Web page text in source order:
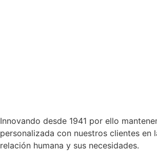
Innovando desde 1941 por ello
personalizada con nuestros clientes en
relación humana y sus necesidades.